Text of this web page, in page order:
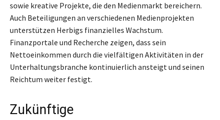
sowie kreative Projekte, die den Medienmarkt bereichern.
Auch Beteiligungen an verschiedenen Medienprojekten
unterstützen Herbigs finanzielles Wachstum.
Finanzportale und Recherche zeigen, dass sein
Nettoeinkommen durch die vielfältigen Aktivitäten in der
Unterhaltungsbranche kontinuierlich ansteigt und seinen
Reichtum weiter festigt.
Zukünftige